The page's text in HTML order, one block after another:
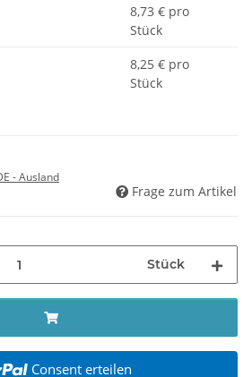
8,73 € pro
Stück
8,25 € pro
Stück
- Ausland
Frage zum Artikel
Stück
Consent erteilen